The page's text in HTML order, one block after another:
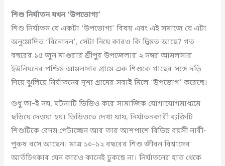
শিশু নির্যাতন যখন ‘উপভোগ্য’
শিশু নির্যাতন যে একটা ‘উপভোগ্য’ বিষয় এবং এই সমাজে যে এটা
অনুমোদিত ‘বিনোদন’, সেটা নিয়ে কারও কি দ্বিমত আছে? গত
বছরের ১৫ জুন মাগুরার শ্রীপুর উপজেলার ২ নম্বর আমলসার
ইউনিয়নের পশ্চিম আমলসার গ্রামে এক শিশুকে গাছের সঙ্গে দড়ি
দিয়ে ঝুলিয়ে নির্যাতনের দৃশ্য গ্রামের সবাই মিলে ‘উপভোগ’ করেছে।
শুধু তা–ই নয়, ঘটনাটি ভিডিও করে সামাজিক যোগাযোগমাধ্যমে
ছড়িয়ে দেওয়া হয়। ভিডিওতে দেখা যায়, নির্যাতনকারী ব্যক্তিটি
শিশুটিকে বেদম পেটাচ্ছেন আর তার আশপাশে বিভিন্ন বয়সী নারী-
পুরুষ বসে আছেন। মাত্র ১০–১২ বছরের শিশু জীবন বিশ্বাসের
আর্তচিৎকার যেন কারও কানেই ঢুকছে না। নির্যাতনের হাত থেকে